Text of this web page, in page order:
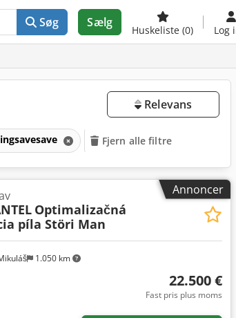
Søg Sælg
Huskeliste (0) Log
Relevans
Fjern alle filtre
Annoncer
Anmod om flere
1.050 km
Optimalizačná
píla Störi Man
22.500 €
Fast pris plus moms